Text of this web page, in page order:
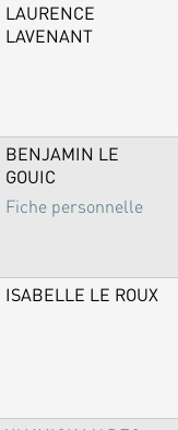
LAURENCE
LAVENANT
BENJAMIN LE
GOUIC
Fiche personnelle
ISABELLE LE ROUX